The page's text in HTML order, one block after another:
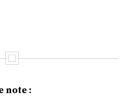
note :